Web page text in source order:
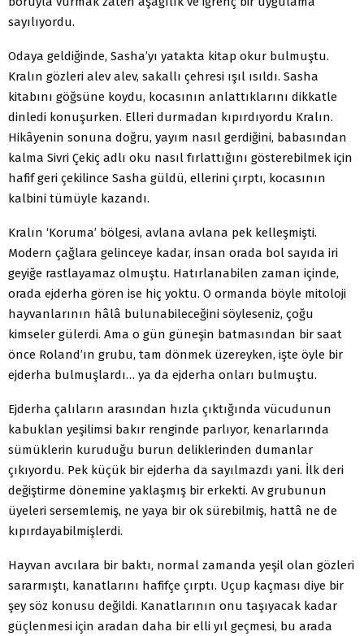
sayılıyordu.
Odaya geldiğinde, Sasha’yı yatakta kitap okur bulmuştu.
Kralın gözleri alev alev, sakallı çehresi ışıl ısıldı. Sasha
kitabını göğsüne koydu, kocasının anlattıklarını dikkatle
dinledi konuşurken. Elleri durmadan kıpırdıyordu Kralın.
Hikâyenin sonuna doğru, yayım nasıl gerdiğini, babasından
kalma Sivri Çekiç adlı oku nasıl fırlattığını gösterebilmek için
hafif geri çekilince Sasha güldü, ellerini çırptı, kocasının
kalbini tümüyle kazandı.
Kralın ‘Koruma’ bölgesi, avlana avlana pek kelleşmişti.
Modern çağlara gelinceye kadar, insan orada bol sayıda iri
geyiğe rastlayamaz olmuştu. Hatırlanabilen zaman içinde,
orada ejderha gören ise hiç yoktu. O ormanda böyle mitoloji
hayvanlarının hâlâ bulunabileceğini söyleseniz, çoğu
kimseler gülerdi. Ama o gün güneşin batmasından bir saat
önce Roland’ın grubu, tam dönmek üzereyken, işte öyle bir
ejderha bulmuşlardı… ya da ejderha onları bulmuştu.
Ejderha çalıların arasından hızla çıktığında vücudunun
kabuklan yeşilimsi bakır renginde parlıyor, kenarlarında
sümüklerin kuruduğu burun deliklerinden dumanlar
çıkıyordu. Pek küçük bir ejderha da sayılmazdı yani. İlk deri
değiştirme dönemine yaklaşmış bir erkekti. Av grubunun
üyeleri sersemlemiş, ne yaya bir ok sürebilmiş, hattâ ne de
kıpırdayabilmişlerdi.
Hayvan avcılara bir baktı, normal zamanda yeşil olan gözleri
sararmıştı, kanatlarını hafifçe çırptı. Uçup kaçması diye bir
şey söz konusu değildi. Kanatlarının onu taşıyacak kadar
güçlenmesi için aradan daha bir elli yıl geçmesi, bu arada